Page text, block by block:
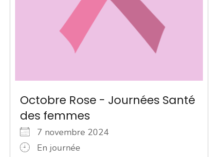
Octobre Rose - Journées Santé
des femmes
7 novembre 2024
En journée